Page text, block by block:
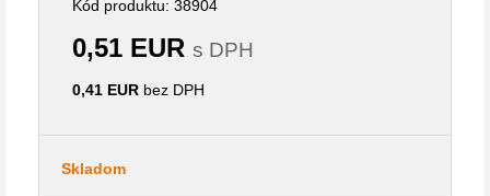
Kód produktu: 38904
0,51 EUR s DPH
0,41 EUR bez DPH
Skladom